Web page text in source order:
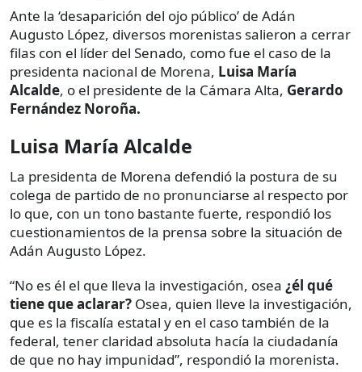
Ante la ‘desaparición del ojo público’ de Adán
Augusto López, diversos morenistas salieron a cerrar
filas con el líder del Senado, como fue el caso de la
presidenta nacional de Morena, Luisa María
Alcalde, o el presidente de la Cámara Alta, Gerardo
Fernández Noroña.
Luisa María Alcalde
La presidenta de Morena defendió la postura de su
colega de partido de no pronunciarse al respecto por
lo que, con un tono bastante fuerte, respondió los
cuestionamientos de la prensa sobre la situación de
Adán Augusto López.
“No es él el que lleva la investigación, osea ¿él qué
tiene que aclarar? Osea, quien lleve la investigación,
que es la fiscalía estatal y en el caso también de la
federal, tener claridad absoluta hacía la ciudadanía
de que no hay impunidad”, respondió la morenista.